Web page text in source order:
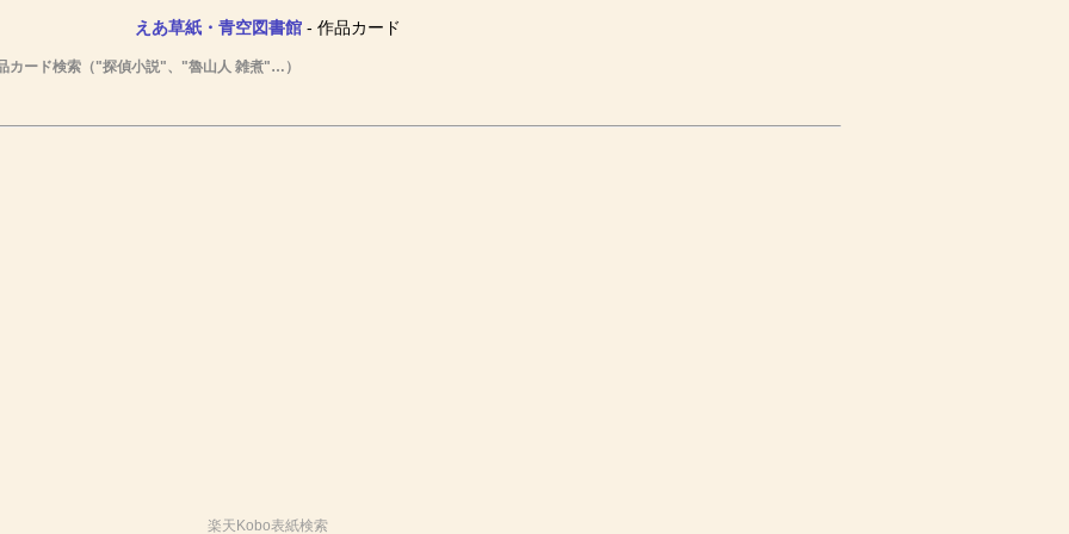
えあ草紙・青空図書館- 作品カード
カード検索（"探偵小説"、"魯山人 雑煮"…）
楽天Kobo表紙検索